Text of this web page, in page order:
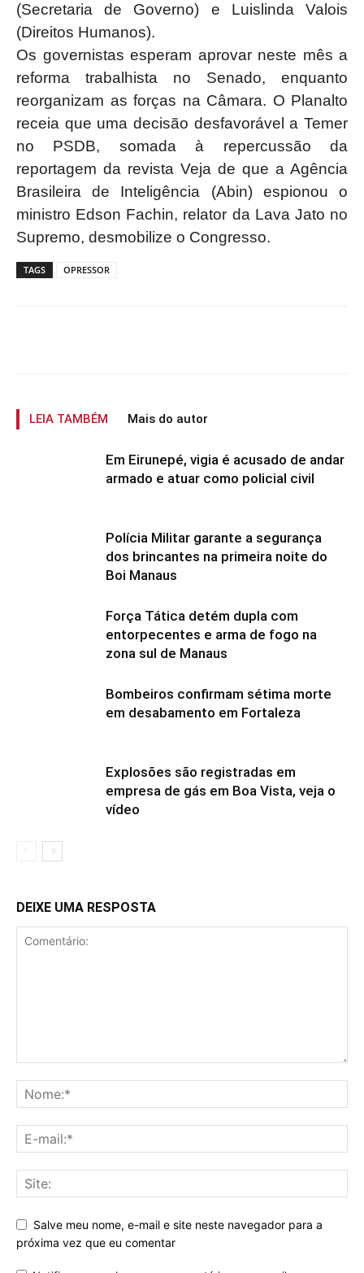
(Secretaria de Governo) e Luislinda Valois
(Direitos Humanos).
Os governistas esperam aprovar neste mês a
reforma trabalhista no Senado, enquanto
reorganizam as forças na Câmara. O Planalto
receia que uma decisão desfavorável a Temer
no PSDB, somada à repercussão da
reportagem da revista Veja de que a Agência
Brasileira de Inteligência (Abin) espionou o
ministro Edson Fachin, relator da Lava Jato no
Supremo, desmobilize o Congresso.
TAGS OPRESSOR
LEIA TAMBÉM Mais do autor
Em Eirunepé, vigia é acusado de andar
armado e atuar como policial civil
Polícia Militar garante a segurança
dos brincantes na primeira noite do
Boi Manaus
Força Tática detém dupla com
entorpecentes e arma de fogo na
zona sul de Manaus
Bombeiros confirmam sétima morte
em desabamento em Fortaleza
Explosões são registradas em
empresa de gás em Boa Vista, veja o
vídeo
DEIXE UMA RESPOSTA
Salve meu nome, e-mail e site neste navegador para a
próxima vez que eu comentar